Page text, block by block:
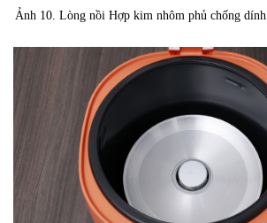
Ảnh 10. Lòng nồi Hợp kim nhôm phủ chống dính